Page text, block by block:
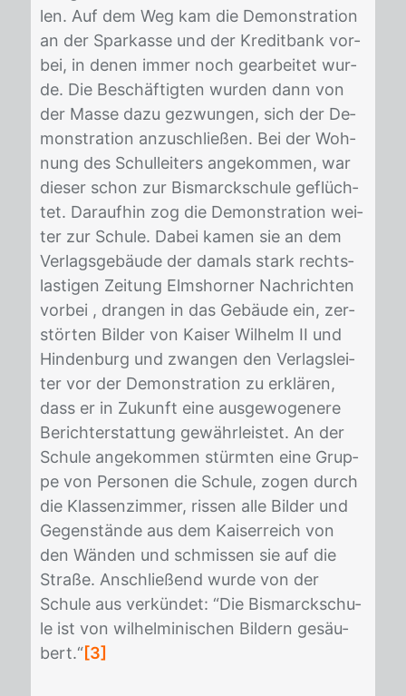
len. Auf dem Weg kam die De­mons­tra­ti­on
an der Spar­kas­se und der Kre­dit­bank vor­
bei, in de­nen im­mer noch ge­ar­bei­tet wur­
de. Die Be­schäf­tig­ten wur­den dann von
der Mas­se dazu ge­zwun­gen, sich der De­
mons­tra­ti­on an­zu­schlie­ßen. Bei der Woh­
nung des Schul­lei­ters an­ge­kom­men, war
die­ser schon zur Bis­marck­schu­le ge­flüch­
tet. Dar­auf­hin zog die De­mons­tra­ti­on wei­
ter zur Schu­le. Da­bei ka­men sie an dem
Ver­lags­ge­bäu­de der da­mals stark rechts­
las­ti­gen Zei­tung Elms­hor­ner Nach­rich­ten
vor­bei , dran­gen in das Ge­bäu­de ein, zer­
stör­ten Bil­der von Kai­ser Wil­helm II und
Hin­den­burg und zwan­gen den Ver­lags­lei­
ter vor der De­mons­tra­ti­on zu er­klä­ren,
dass er in Zu­kunft eine aus­ge­wo­ge­ne­re
Be­richt­er­stat­tung ge­währ­leis­tet. An der
Schu­le an­ge­kom­men stürm­ten eine Grup­
pe von Per­so­nen die Schu­le, zo­gen durch
die Klas­sen­zim­mer, ris­sen alle Bil­der und
Ge­gen­stän­de aus dem Kai­ser­reich von
den Wän­den und schmis­sen sie auf die
Stra­ße. An­schlie­ßend wur­de von der
Schu­le aus ver­kün­det: “Die Bis­marck­schu­
le ist von wil­hel­mi­ni­schen Bil­dern ge­säu­
bert.“[3]